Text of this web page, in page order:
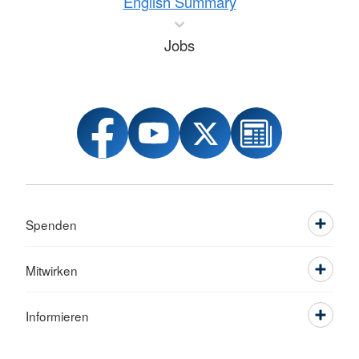
Jobs
Spenden
Mitwirken
Informieren